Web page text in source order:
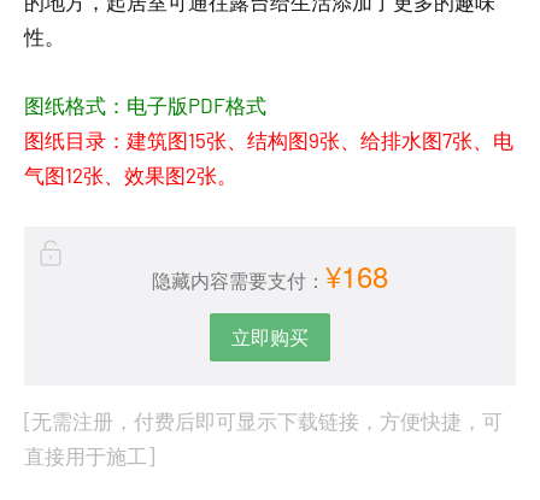
性。
图纸格式：电子版PDF格式
图纸目录：建筑图15张、结构图9张、给排水图7张、电
气图12张、效果图2张。
隐藏内容需要支付： ¥168
立即购买
[无需注册，付费后即可显示下载链接，方便快捷，可
直接用于施工]